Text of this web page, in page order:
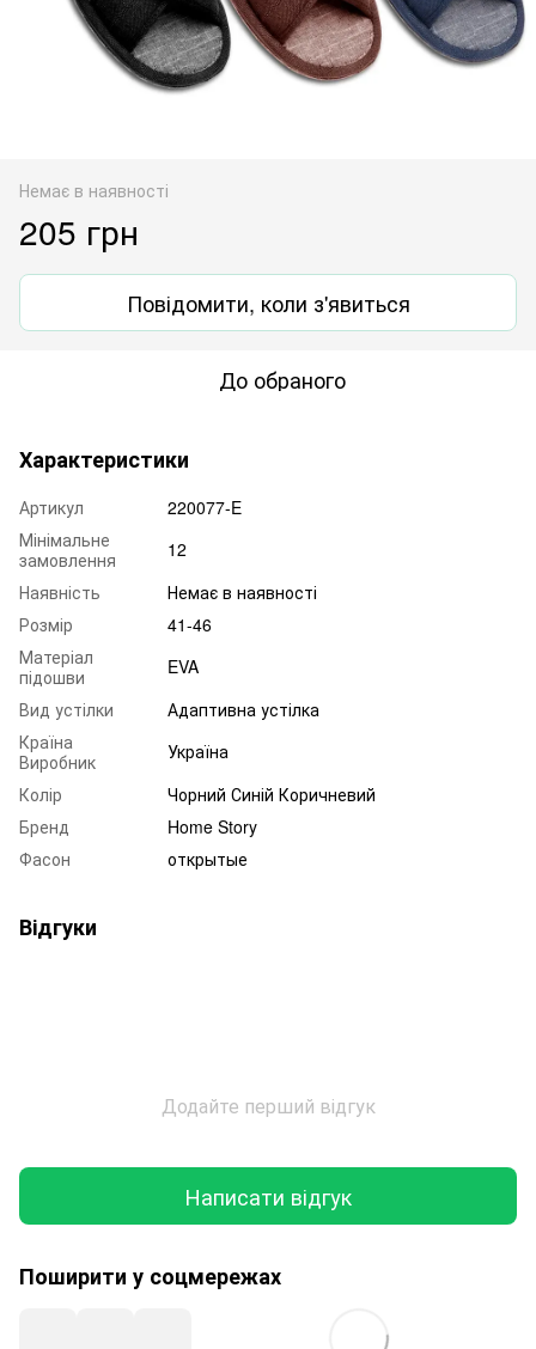
Немає в наявності
205 грн
Повідомити, коли з'явиться
До обраного
Характеристики
Артикул
220077-E
Мінімальне
замовлення
12
Наявність
Немає в наявності
Розмір
41-46
Матеріал
підошви
EVA
Вид устілки
Адаптивна устілка
Країна
Виробник
Україна
Колір
Чорний Синій Коричневий
Бренд
Home Story
Фасон
открытые
Відгуки
Додайте перший відгук
Написати відгук
Поширити у соцмережах